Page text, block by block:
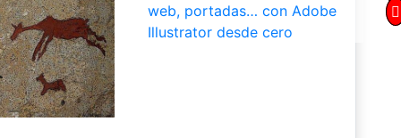
web, portadas… con Adobe
Illustrator desde cero